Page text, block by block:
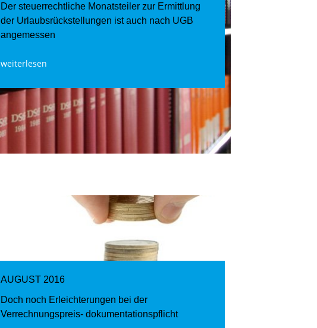
Der steuerrechtliche Monatsteiler zur Ermittlung
der Urlaubsrückstellungen ist auch nach UGB
angemessen
weiterlesen
AUGUST 2016
Doch noch Erleichterungen bei der
Verrechnungspreis- dokumentationspflicht